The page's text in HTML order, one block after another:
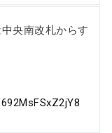
央南改札からす